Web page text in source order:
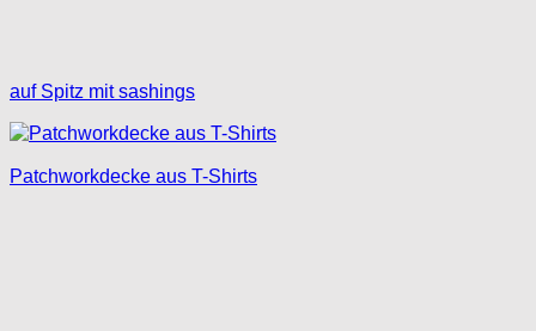
auf Spitz mit sashings
Patchworkdecke aus T-Shirts